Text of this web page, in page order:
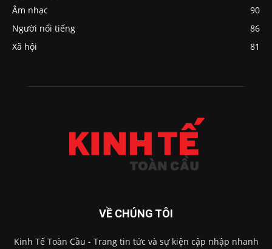
Âm nhạc
90
Người nổi tiếng
86
Xã hội
81
VỀ CHÚNG TÔI
Kinh Tế Toàn Cầu - Trang tin tức và sự kiện cập nhập nhanh